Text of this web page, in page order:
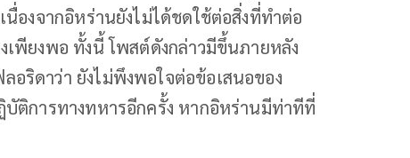
องจากอิหร่านยังไม่ได้ชดใช้ต่อสิ่งที่ทำต่อ
พียงพอ ทั้งนี้ โพสต์ดังกล่าวมีขึ้นภายหลัง
ริดาว่า ยังไม่พึงพอใจต่อข้อเสนอของ
ติการทางทหารอีกครั้ง หากอิหร่านมีท่าทีที่